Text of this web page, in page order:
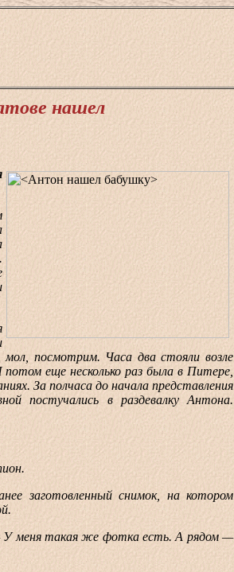
нашел
мол, посмотрим. Часа два стояли возле
еще несколько раз была в Питере,
За полчаса до начала представления
постучались в раздевалку Антона.
снимок, на котором
меня такая же фотка есть. А рядом —